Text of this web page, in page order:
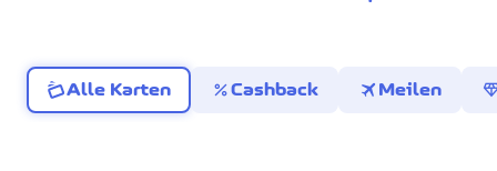
Alle Karten percentCashback travel Meilen